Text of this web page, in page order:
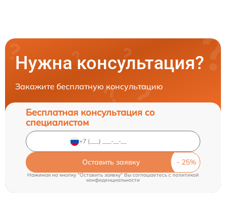
Нужна консультация?
Закажите бесплатную консультацию
Бесплатная консультация со
специалистом
Оставить заявку
Нажимая на кнопку "Оставить заявку" Вы соглашаетесь cполитикой
конфиденциальности